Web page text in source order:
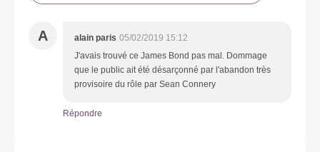
A alain paris 05/02/2019 15:12
J'avais trouvé ce James Bond pas mal. Dommage
que le public ait été désarçonné par l'abandon très
provisoire du rôle par Sean Connery
Répondre